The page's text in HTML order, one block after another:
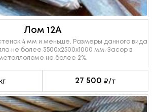
Лом 12А
4 мм и меньше. Размеры данного вида
не более 3500х2500х1000 мм. Засор в
не более 2%.
27 500 ₽/т